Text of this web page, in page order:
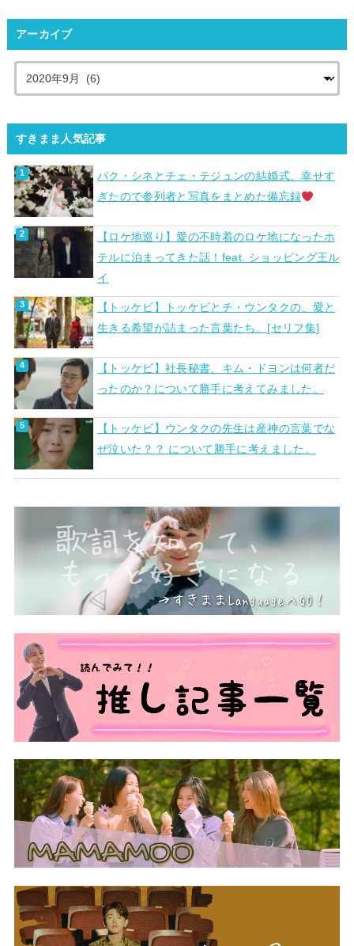
アーカイブ
すきまま人気記事
パク・シネとチェ・テジュンの結婚式、幸せす
ぎたので参列者と写真をまとめた備忘録
【ロケ地巡り】愛の不時着のロケ地になったホ
テルに泊まってきた話！feat. ショッピング王ル
イ
【トッケビ】トッケビとチ・ウンタクの、愛と
生きる希望が詰まった言葉たち。[セリフ集]
【トッケビ】社長秘書、キム・ドヨンは何者だ
ったのか？について勝手に考えてみました。
【トッケビ】ウンタクの先生は産神の言葉でな
ぜ泣いた？？ について勝手に考えました。